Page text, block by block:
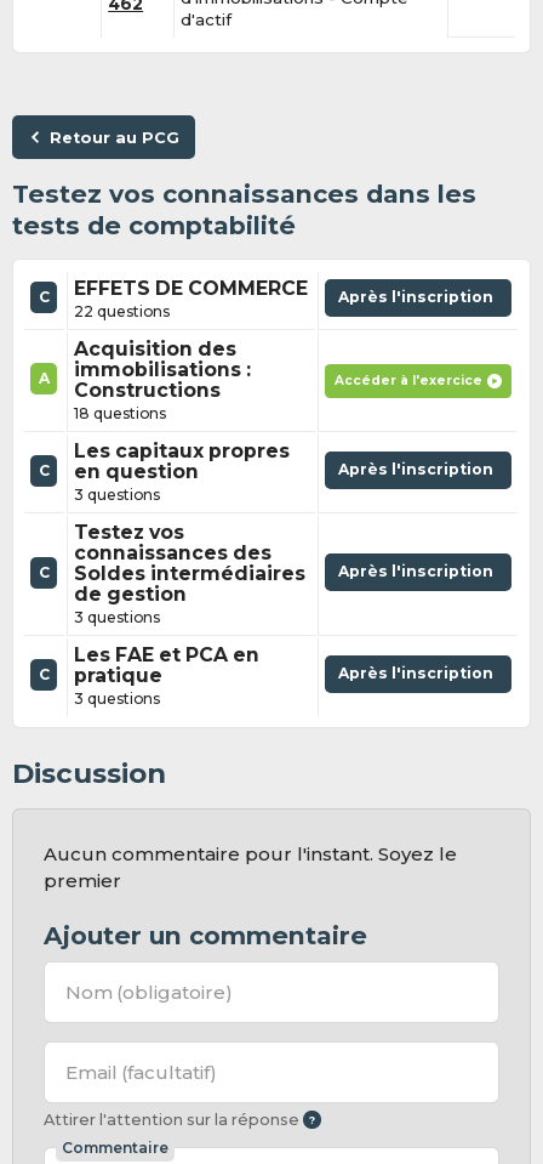
d'actif
Retour au PCG
Testez vos connaissances dans les
tests de comptabilité
C EFFETS DE COMMERCE
22 questions
Après l'inscription
A
Acquisition des
immobilisations :
Constructions
18 questions
Accéder à l'exercice
C
Les capitaux propres
en question
3 questions
Après l'inscription
C
Testez vos
connaissances des
Soldes intermédiaires
de gestion
3 questions
Après l'inscription
C
Les FAE et PCA en
pratique
3 questions
Après l'inscription
Discussion
Aucun commentaire pour l'instant. Soyez le
premier
Ajouter un commentaire
Nom (obligatoire)
Email (facultatif)
Attirer l'attention sur la réponse
Commentaire